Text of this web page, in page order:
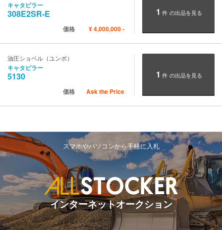
キャタピラー
308E2SR-E
価格 ¥4,000,000-
1 件 の出品を見る
油圧ショベル（ユンボ）
キャタピラー
5130
価格 Ask the Price
1 件 の出品を見る
スマホやパソコンから手軽に入札
インターネットオークション